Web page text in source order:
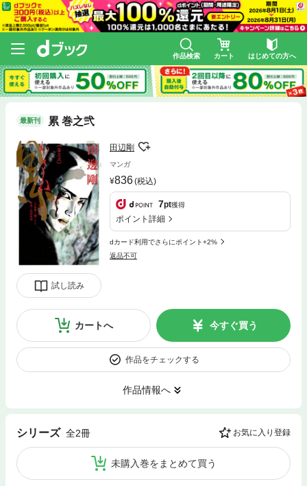
作品検索 カート はじめての方へ
最新刊 累 巻之弐
試し読み
田辺剛
マンガ
836(税込)
7pt獲得
ポイント詳細
dカード利用でさらにポイント+2%
返品不可
カートへ 今すぐ買う
作品をチェックする
作品情報へ
シリーズ 全2冊 お気に入り登録
未購入巻をまとめて買う